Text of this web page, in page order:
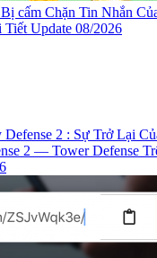
cấm Chặn Tin Nhắn
Update 08/2026
Defense 2 : Sự Trở Lại
2 — Tower Defense